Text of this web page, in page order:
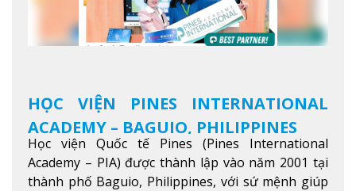
HỌC VIỆN PINES INTERNATIONAL
ACADEMY – BAGUIO, PHILIPPINES
Học viện Quốc tế Pines (Pines International
Academy – PIA) được thành lập vào năm 2001 tại
thành phố Baguio, Philippines, với sứ mệnh giúp